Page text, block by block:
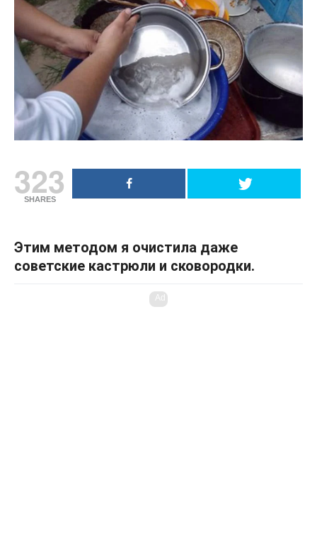
323
SHARES
Этим методом я очистила даже
советские кастрюли и сковородки.
Ad